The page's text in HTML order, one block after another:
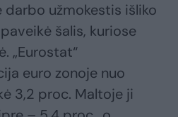
darbo užmokestis išliko
šalis, kuriose
„Eurostat“
euro zonoje nuo
3,2 proc. Maltoje ji